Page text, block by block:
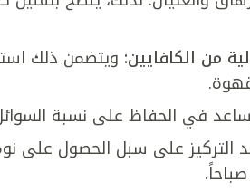
من الكافايين: ويتضمن ذلك
في الحفاظ على نسبة
التركيز على سبل الحصول على